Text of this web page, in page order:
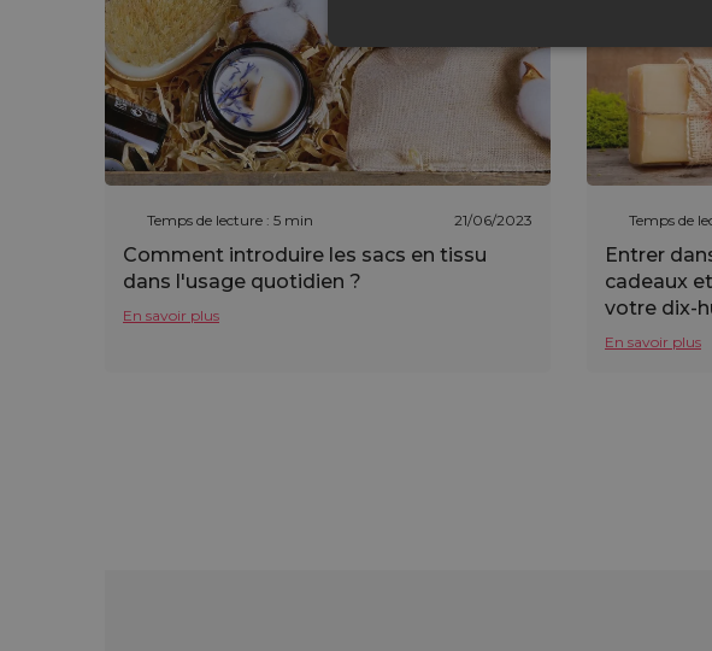
Temps de lecture : 5 min 21/06/2023
Comment introduire les sacs en tissu
dans l'usage quotidien ?
En savoir plus
Temps de
Entrer
cadeaux
votre dix-
En savoir plus